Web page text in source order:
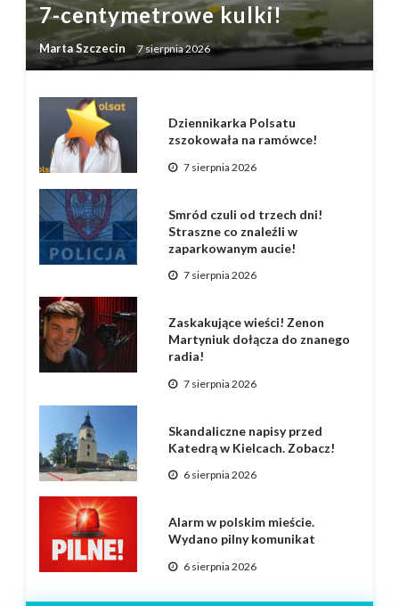
7-centymetrowe kulki!
Marta Szczecin 7 sierpnia 2026
Dziennikarka Polsatu
zszokowała na ramówce!
7 sierpnia 2026
Smród czuli od trzech dni!
Straszne co znaleźli w
zaparkowanym aucie!
7 sierpnia 2026
Zaskakujące wieści! Zenon
Martyniuk dołącza do znanego
radia!
7 sierpnia 2026
Skandaliczne napisy przed
Katedrą w Kielcach. Zobacz!
6 sierpnia 2026
Alarm w polskim mieście.
Wydano pilny komunikat
6 sierpnia 2026